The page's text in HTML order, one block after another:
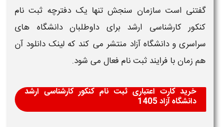
گفتنی است سازمان سنجش تنها یک دفترچه ثبت نام
کنکور کارشناسی ارشدبرای داوطلباندانشگاه های
سراسری ودانشگاه آزاد منتشر می کند که لینک دانلود آن
هم زمانبا فرایند ثبت نام فعال می شود.
خرید کارت اعتباری ثبت نام کنکور کارشناسی ارشد
دانشگاه آزاد 1405